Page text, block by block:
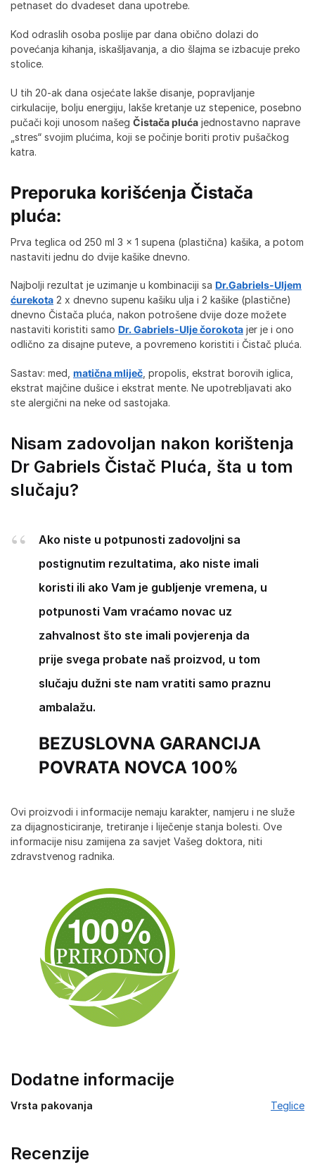
petnaset do dvadeset dana upotrebe.
Kod odraslih osoba poslije par dana obično dolazi do
povećanja kihanja, iskašljavanja, a dio šlajma se izbacuje preko
stolice.
U tih 20-ak dana osjećate lakše disanje, popravljanje
cirkulacije, bolju energiju, lakše kretanje uz stepenice, posebno
pučači koji unosom našeg Čistača pluća jednostavno naprave
„stres“ svojim plućima, koji se počinje boriti protiv pušačkog
katra.
Preporuka korišćenja Čistača
pluća:
Prva teglica od 250 ml 3 x 1 supena (plastična) kašika, a potom
nastaviti jednu do dvije kašike dnevno.
Najbolji rezultat je uzimanje u kombinaciji sa Dr.Gabriels-Uljem
ćurekota 2 x dnevno supenu kašiku ulja i 2 kašike (plastične)
dnevno Čistača pluća, nakon potrošene dvije doze možete
nastaviti koristiti samo Dr. Gabriels-Ulje čorokota jer je i ono
odlično za disajne puteve, a povremeno koristiti i Čistač pluća.
Sastav: med, matična mliječ , propolis, ekstrat borovih iglica,
ekstrat majčine dušice i ekstrat mente. Ne upotrebljavati ako
ste alergični na neke od sastojaka.
Nisam zadovoljan nakon korištenja
Dr Gabriels Čistač Pluća, šta u tom
slučaju?
Ako niste u potpunosti zadovoljni sa
postignutim rezultatima, ako niste imali
koristi ili ako Vam je gubljenje vremena, u
potpunosti Vam vraćamo novac uz
zahvalnost što ste imali povjerenja da
prije svega probate naš proizvod, u tom
slučaju dužni ste nam vratiti samo praznu
ambalažu.
BEZUSLOVNA GARANCIJA
POVRATA NOVCA 100%
Ovi proizvodi i informacije nemaju karakter, namjeru i ne služe
za dijagnosticiranje, tretiranje i liječenje stanja bolesti. Ove
informacije nisu zamijena za savjet Vašeg doktora, niti
zdravstvenog radnika.
Dodatne informacije
Vrsta pakovanja Teglice
Recenzije